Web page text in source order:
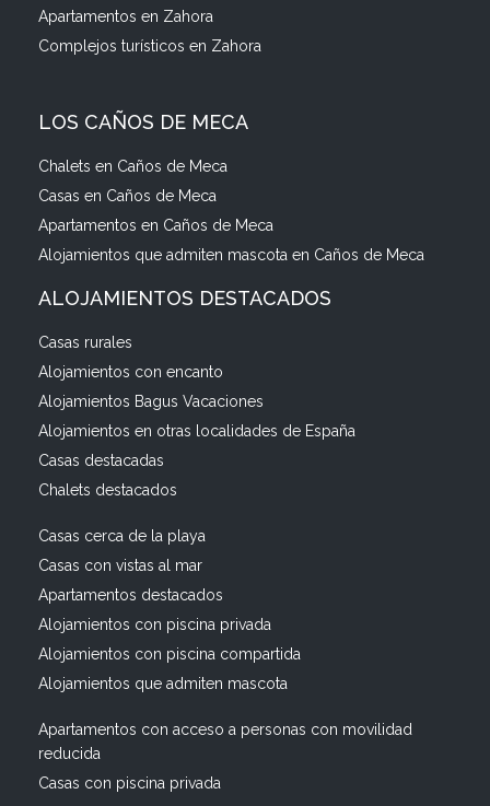
Apartamentos en Zahora
Complejos turísticos en Zahora
LOS CAÑOS DE MECA
Chalets en Caños de Meca
Casas en Caños de Meca
Apartamentos en Caños de Meca
Alojamientos que admiten mascota en Caños de Meca
ALOJAMIENTOS DESTACADOS
Casas rurales
Alojamientos con encanto
Alojamientos Bagus Vacaciones
Alojamientos en otras localidades de España
Casas destacadas
Chalets destacados
Casas cerca de la playa
Casas con vistas al mar
Apartamentos destacados
Alojamientos con piscina privada
Alojamientos con piscina compartida
Alojamientos que admiten mascota
Apartamentos con acceso a personas con movilidad
reducida
Casas con piscina privada